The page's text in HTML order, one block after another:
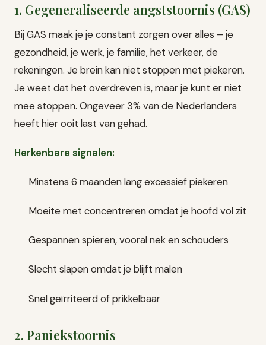
1. Gegeneraliseerde angststoornis (GAS)
Bij GAS maak je je constant zorgen over alles – je
gezondheid, je werk, je familie, het verkeer, de
rekeningen. Je brein kan niet stoppen met piekeren.
Je weet dat het overdreven is, maar je kunt er niet
mee stoppen. Ongeveer 3% van de Nederlanders
heeft hier ooit last van gehad.
Herkenbare signalen:
Minstens 6 maanden lang excessief piekeren
Moeite met concentreren omdat je hoofd vol zit
Gespannen spieren, vooral nek en schouders
Slecht slapen omdat je blijft malen
Snel geïrriteerd of prikkelbaar
2. Paniekstoornis